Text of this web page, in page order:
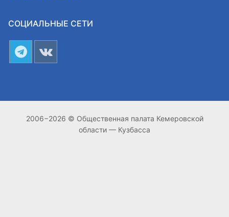
СОЦИАЛЬНЫЕ СЕТИ
2006−2026 © Общественная палата Кемеровской
области — Кузбасса